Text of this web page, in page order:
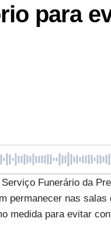
para
Funerário da
permanecer nas
medida para evitar